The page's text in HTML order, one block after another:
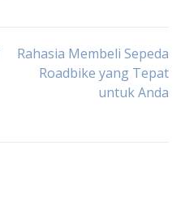
Rahasia Membeli Sepeda
Roadbike yang Tepat
untuk Anda